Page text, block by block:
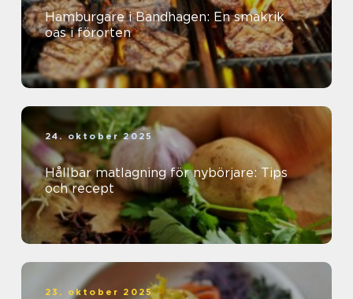
Hamburgare i Bandhagen: En smakrik
oas i förorten
24. oktober 2025
Hållbar matlagning för nybörjare: Tips
och recept
23. oktober 2025